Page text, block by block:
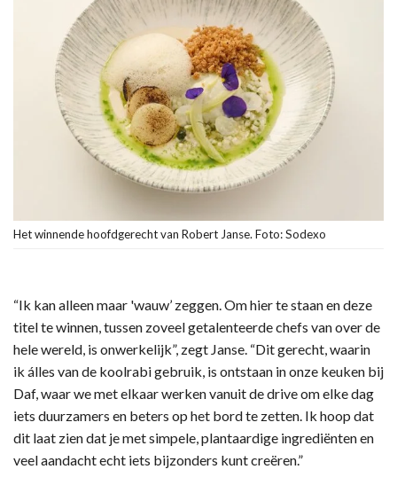
Het winnende hoofdgerecht van Robert Janse. Foto: Sodexo
“Ik kan alleen maar 'wauw’ zeggen. Om hier te staan en deze
titel te winnen, tussen zoveel getalenteerde chefs van over de
hele wereld, is onwerkelijk”, zegt Janse. “Dit gerecht, waarin
ik álles van de koolrabi gebruik, is ontstaan in onze keuken bij
Daf, waar we met elkaar werken vanuit de drive om elke dag
iets duurzamers en beters op het bord te zetten. Ik hoop dat
dit laat zien dat je met simpele, plantaardige ingrediënten en
veel aandacht echt iets bijzonders kunt creëren.”